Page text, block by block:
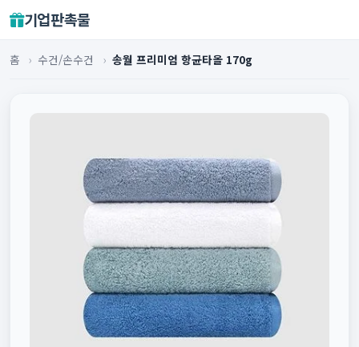
기업판촉물
홈 › 수건/손수건 › 송월 프리미엄 항균타올 170g